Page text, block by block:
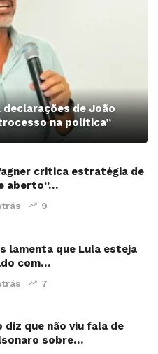
de João
na política”
critica estratégia de
aberto”…
9
lamenta que Lula esteja
com…
7
diz que não viu fala de
sobre…